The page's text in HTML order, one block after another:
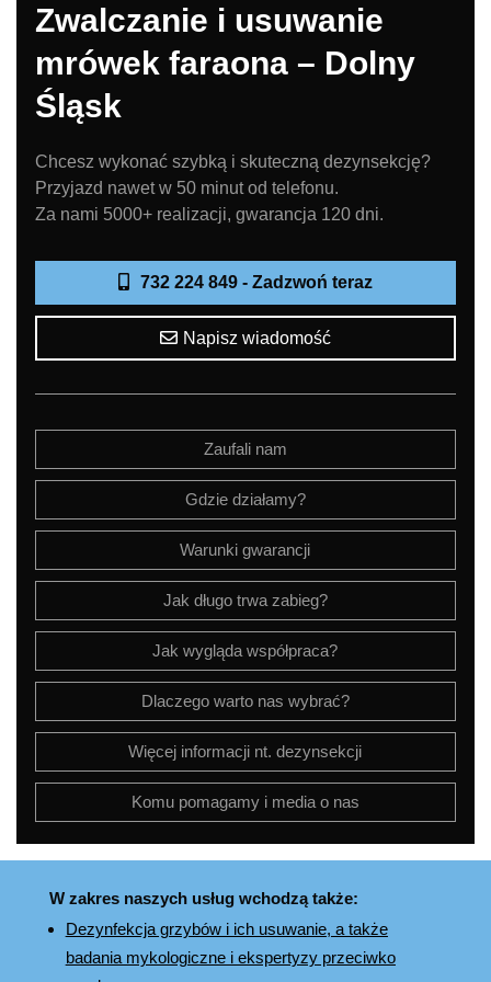
Zwalczanie i usuwanie
mrówek faraona – Dolny
Śląsk
Chcesz wykonać szybką i skuteczną dezynsekcję?
Przyjazd nawet w 50 minut od telefonu.
Za nami 5000+ realizacji, gwarancja 120 dni.
732 224 849 - Zadzwoń teraz
Napisz wiadomość
Zaufali nam
Gdzie działamy?
Warunki gwarancji
Jak długo trwa zabieg?
Jak wygląda współpraca?
Dlaczego warto nas wybrać?
Więcej informacji nt. dezynsekcji
Komu pomagamy i media o nas
W zakres naszych usług wchodzą także:
Dezynfekcja grzybów i ich usuwanie, a także
badania mykologiczne i ekspertyzy przeciwko